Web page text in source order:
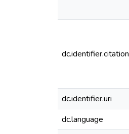
dc.identifier.citation
dc.identifier.uri
dc.language